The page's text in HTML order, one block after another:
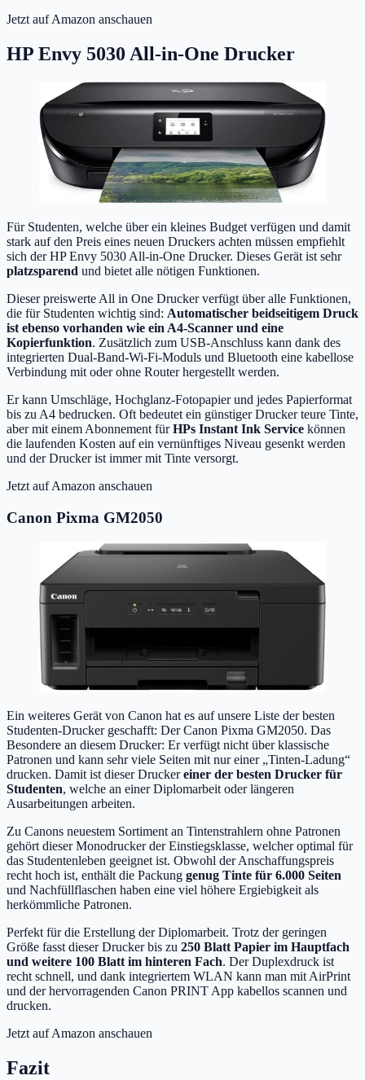
Jetzt auf Amazon anschauen
HP Envy 5030 All-in-One Drucker
Für Studenten, welche über ein kleines Budget verfügen und damit
stark auf den Preis eines neuen Druckers achten müssen empfiehlt
sich der HP Envy 5030 All-in-One Drucker. Dieses Gerät ist sehr
platzsparend und bietet alle nötigen Funktionen.
Dieser preiswerte All in One Drucker verfügt über alle Funktionen,
die für Studenten wichtig sind: Automatischer beidseitigem Druck
ist ebenso vorhanden wie ein A4-Scanner und eine
Kopierfunktion. Zusätzlich zum USB-Anschluss kann dank des
integrierten Dual-Band-Wi-Fi-Moduls und Bluetooth eine kabellose
Verbindung mit oder ohne Router hergestellt werden.
Er kann Umschläge, Hochglanz-Fotopapier und jedes Papierformat
bis zu A4 bedrucken. Oft bedeutet ein günstiger Drucker teure Tinte,
aber mit einem Abonnement fürHPs Instant Ink Service können
die laufenden Kosten auf ein vernünftiges Niveau gesenkt werden
und der Drucker ist immer mit Tinte versorgt.
Jetzt auf Amazon anschauen
Canon Pixma GM2050
Ein weiteres Gerät von Canon hat es auf unsere Liste der besten
Studenten-Drucker geschafft: Der Canon Pixma GM2050. Das
Besondere an diesem Drucker: Er verfügt nicht über klassische
Patronen und kann sehr viele Seiten mit nur einer „Tinten-Ladung“
drucken. Damit ist dieser Druckereiner der besten Drucker für
Studenten, welche an einer Diplomarbeit oder längeren
Ausarbeitungen arbeiten.
Zu Canons neuestem Sortiment an Tintenstrahlern ohne Patronen
gehört dieser Monodrucker der Einstiegsklasse, welcher optimal für
das Studentenleben geeignet ist. Obwohl der Anschaffungspreis
recht hoch ist, enthält die Packung genug Tinte für 6.000 Seiten
und Nachfüllflaschen haben eine viel höhere Ergiebigkeit als
herkömmliche Patronen.
Perfekt für die Erstellung der Diplomarbeit. Trotz der geringen
Größe fasst dieser Drucker bis zu 250 Blatt Papier im Hauptfach
und weitere 100 Blatt im hinteren Fach. Der Duplexdruck ist
recht schnell, und dank integriertem WLAN kann man mit AirPrint
und der hervorragenden Canon PRINT App kabellos scannen und
drucken.
Jetzt auf Amazon anschauen
Fazit